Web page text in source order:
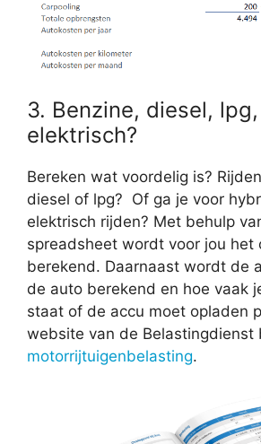
3. Benzine, diesel,
elektrisch?
Bereken wat voordelig is?
diesel of lpg? Of ga je voor
elektrisch rijden? Met behulp
spreadsheet wordt voor jou het
berekend. Daarnaast wordt de
de auto berekend en hoe vaak
staat of de accu moet opladen
website van de Belastingdienst
motorrijtuigenbelasting.